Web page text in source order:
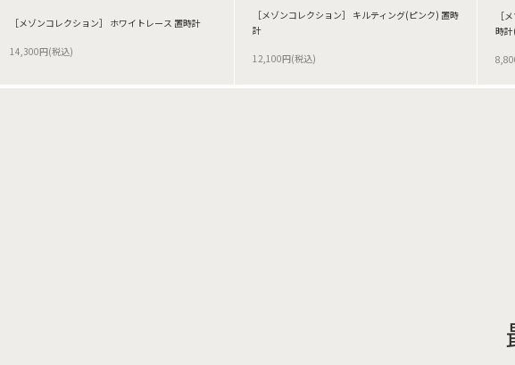
［メゾンコレクション］ ホワイトレース 置時計
14,300円(税込)
［メゾンコレクション］ キルティング(ピンク) 置時
計
12,100円(税込)
［
時